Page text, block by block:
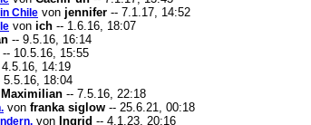
Chile von jennifer -- 7.1.17, 14:52
von ich -- 1.6.16, 18:07
-- 9.5.16, 16:14
-- 10.5.16, 15:55
14:19
5.5.16, 18:04
Maximilian -- 7.5.16, 22:18
von franka siglow -- 25.6.21, 00:18
von Ingrid -- 4.1.23, 20:16